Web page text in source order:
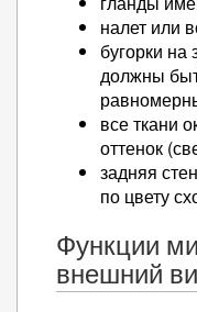
налет или
бугорки
должны
все ткани
оттенок
задняя
по цвету
Функции
внешний